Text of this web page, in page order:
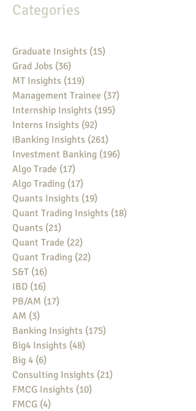
Categories
Graduate Insights (15)
Grad Jobs (36)
MT Insights (119)
Management Trainee (37)
Internship Insights (195)
Interns Insights (92)
iBanking Insights (261)
Investment Banking (196)
Algo Trade (17)
Algo Trading (17)
Quants Insights (19)
Quant Trading Insights (18)
Quants (21)
Quant Trade (22)
Quant Trading (22)
S&T (16)
IBD (16)
PB/AM (17)
AM (3)
Banking Insights (175)
Big4 Insights (48)
Big 4 (6)
Consulting Insights (21)
FMCG Insights (10)
FMCG (4)